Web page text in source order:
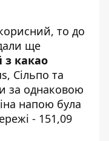
то до
ще
какао
Сільпо та
за однаковою
напою була
- 151,09